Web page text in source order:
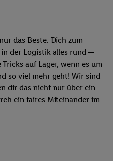
das Beste. Dich zum
der Logistik alles rund ─
auf Lager, wenn es um
so viel mehr geht! Wir sind
dir das nicht nur über ein
ein faires Miteinander im